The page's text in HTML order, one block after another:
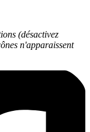
(désactivez
n'apparaissent